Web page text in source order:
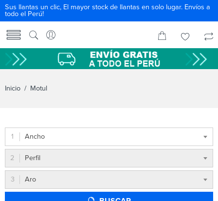
Sus llantas un clic, El mayor stock de llantas en solo lugar. Envíos a
todo el Perú!
Inicio / Motul
Ancho
Perfil
Aro